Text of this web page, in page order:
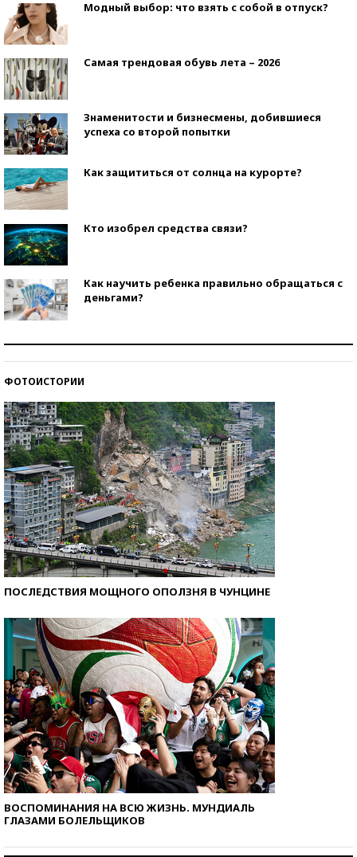
Модный выбор: что взять с собой в отпуск?
Самая трендовая обувь лета – 2026
Знаменитости и бизнесмены, добившиеся
успеха со второй попытки
Как защититься от солнца на курорте?
Кто изобрел средства связи?
Как научить ребенка правильно обращаться с
деньгами?
ФОТОИСТОРИИ
ПОСЛЕДСТВИЯ МОЩНОГО ОПОЛЗНЯ В ЧУНЦИНЕ
ВОСПОМИНАНИЯ НА ВСЮ ЖИЗНЬ. МУНДИАЛЬ
ГЛАЗАМИ БОЛЕЛЬЩИКОВ